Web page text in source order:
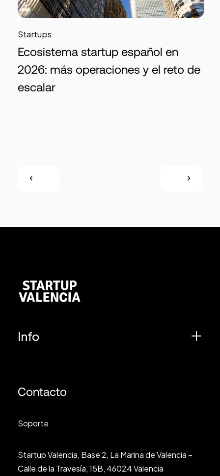
Startups
Ecosistema startup español en
2026: más operaciones y el reto de
escalar
Info
Contacto
Soporte
Startup Valencia, Base 2, La Marina de Valencia –
Calle de la Travesía, 15B, 46024 Valencia